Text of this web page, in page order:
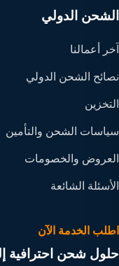
الشحن الدولي
آخر أعمالنا
نصائح الشحن الدولي
التخزين
سياسات الشحن والتأمين
العروض والخصومات
الأسئلة الشائعة
اطلب الخدمة الآن
حلول شحن احترافية